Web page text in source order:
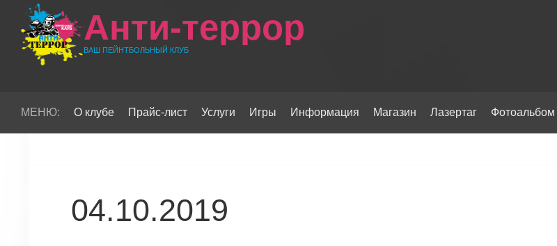
Анти-террор
ВАШ ПЕЙНТБОЛЬНЫЙ КЛУБ
МЕНЮ: О клубе Прайс-лист Услуги Игры Информация Магазин Лазертаг Фотоальбом
04.10.2019